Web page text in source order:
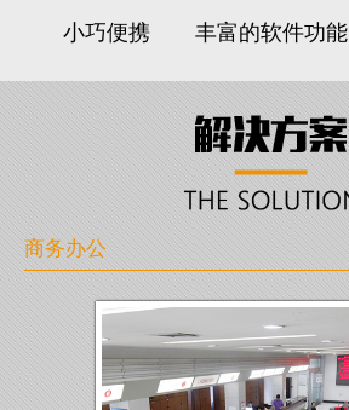
小巧便携 丰富的软件功能
商务办公